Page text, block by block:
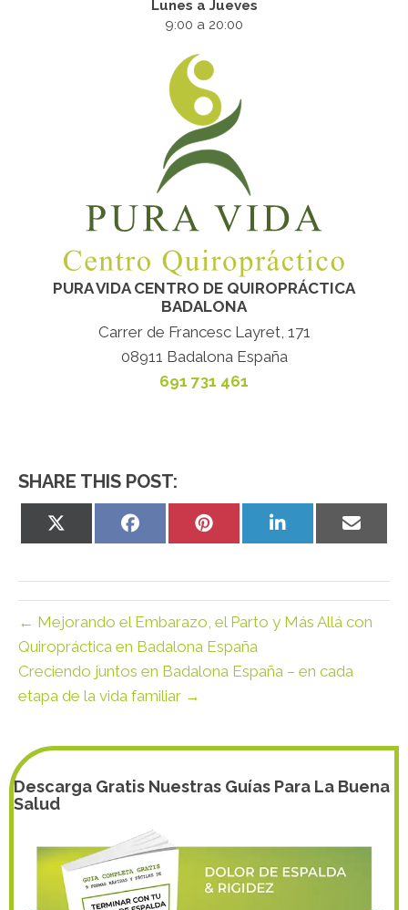
Lunes a Jueves
9:00 a 20:00
PURA VIDA CENTRO DE QUIROPRÁCTICA
BADALONA
Carrer de Francesc Layret, 171
08911 Badalona España
691 731 461
SHARE THIS POST:
on
Share
Share
Share
Share
← Mejorando el Embarazo, el Parto y Más Allá con
Quiropráctica en Badalona España
Creciendo juntos en Badalona España – en cada
etapa de la vida familiar →
Descarga Gratis Nuestras Guías Para La Buena
Salud